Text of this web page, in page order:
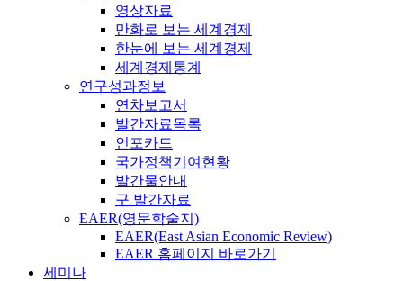
영상자료
만화로 보는 세계경제
한눈에 보는 세계경제
세계경제통계
연구성과정보
연차보고서
발간자료목록
인포카드
국가정책기여현황
발간물안내
구 발간자료
EAER(영문학술지)
EAER(East Asian Economic Review)
EAER 홈페이지 바로가기
세미나